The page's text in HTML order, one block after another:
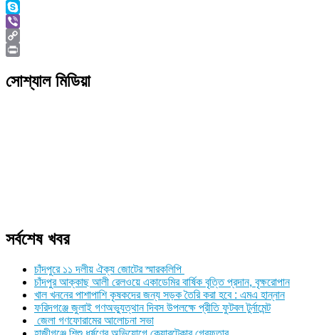
WhatsApp
Skype
Viber
Copy
সোশ্যাল মিডিয়া
সর্বশেষ খবর
চাঁদপুরে ১১ দলীয় ঐক্য জোটের স্মারকলিপি
চাঁদপুর আক্কাছ আলী রেলওয়ে একাডেমির বার্ষিক বৃত্তি প্রদান, বৃক্ষরোপান
খাল খননের পাশাপাশি কৃষকদের জন্য সড়ক তৈরি করা হবে : এমএ হান্নান
ফরিদগঞ্জে জুলাই গণঅভ্যুত্থান দিবস উপলক্ষে প্রীতি ফুটবল টুর্নামেন্ট
জেলা গণফোরামের আলোচনা সভা